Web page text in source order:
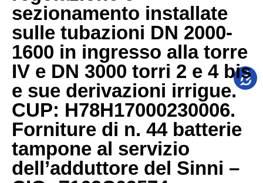
sezionamento installate
sulle tubazioni DN 2000-
1600 in ingresso alla torre
IV e DN 3000 torri 2 e 4 bis
e sue derivazioni irrigue.
CUP: H78H17000230006.
Forniture di n. 44 batterie
tampone al servizio
dell’adduttore del Sinni –